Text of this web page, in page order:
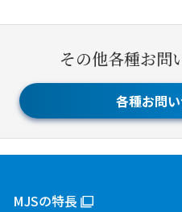
その他各種お問
各種お問
MJSの特長